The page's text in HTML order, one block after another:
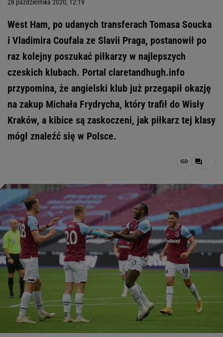
28 października 2020, 12:19
West Ham, po udanych transferach Tomasa Soucka
i Vladimira Coufala ze Slavii Praga, postanowił po
raz kolejny poszukać piłkarzy w najlepszych
czeskich klubach. Portal claretandhugh.info
przypomina, że angielski klub już przegapił okazję
na zakup Michała Frydrycha, który trafił do Wisły
Kraków, a kibice są zaskoczeni, jak piłkarz tej klasy
mógł znaleźć się w Polsce.